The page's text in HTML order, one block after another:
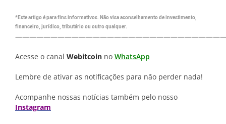
*Este artigo é para fins informativos. Não visa aconselhamento de investimento,
financeiro, jurídico, tributário ou outro qualquer.
Acesse o canal Webitcoin no WhatsApp
Lembre de ativar as notificações para não perder nada!
Acompanhe nossas notícias também pelo nosso
Instagram